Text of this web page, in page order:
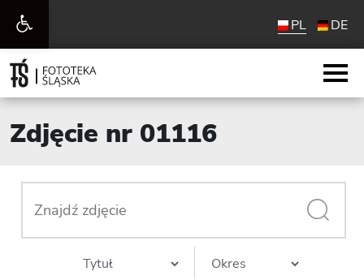
Otwórz
pasek
narzędzi
PL DE
Zdjęcie nr 01116